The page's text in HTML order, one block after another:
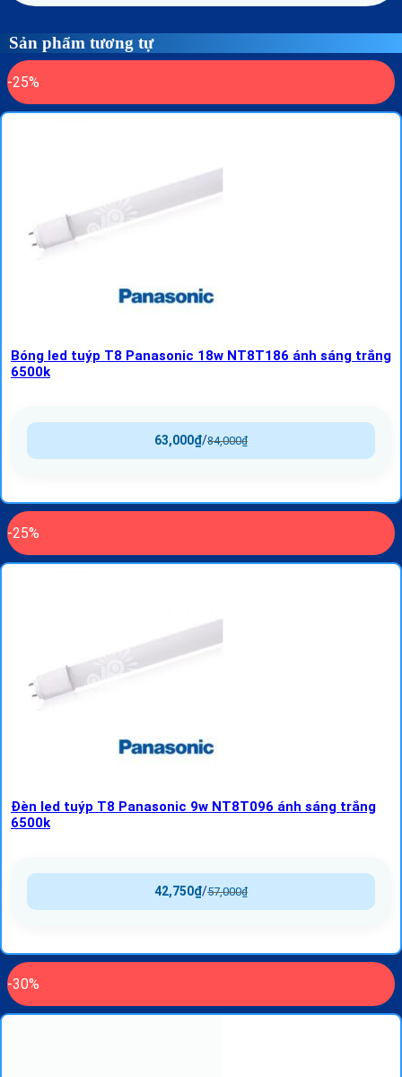
Sản phẩm tương tự
-25%
Bóng led tuýp T8 Panasonic 18w NT8T186 ánh sáng trắng
6500k
84,000₫
/
63,000₫
-25%
Đèn led tuýp T8 Panasonic 9w NT8T096 ánh sáng trắng
6500k
57,000₫
/
42,750₫
-30%